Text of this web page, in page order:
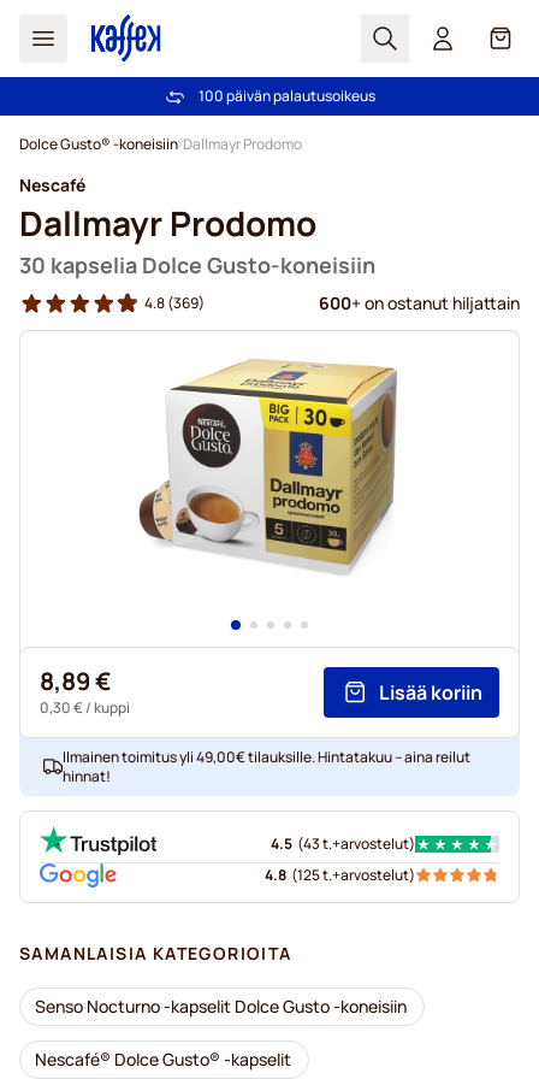
Haku Kori
Ilmainen toimitus yli 49,00€ tilauksille
100 päivän palautusoikeus
Dolce Gusto® -koneisiin Dallmayr Prodomo
Nescafé
Dallmayr Prodomo
30 kapselia Dolce Gusto-koneisiin
4.8(369) 600+ on ostanut hiljattain
8,89 €
0,30 €/ kuppi
Lisää koriin
Ilmainen toimitus yli 49,00€ tilauksille. Hintatakuu – aina reilut
hinnat!
4.5 (43 t.+arvostelut)
4.8 (125 t.+arvostelut)
SAMANLAISIA KATEGORIOITA
Senso Nocturno -kapselit Dolce Gusto -koneisiin
Nescafé® Dolce Gusto® -kapselit